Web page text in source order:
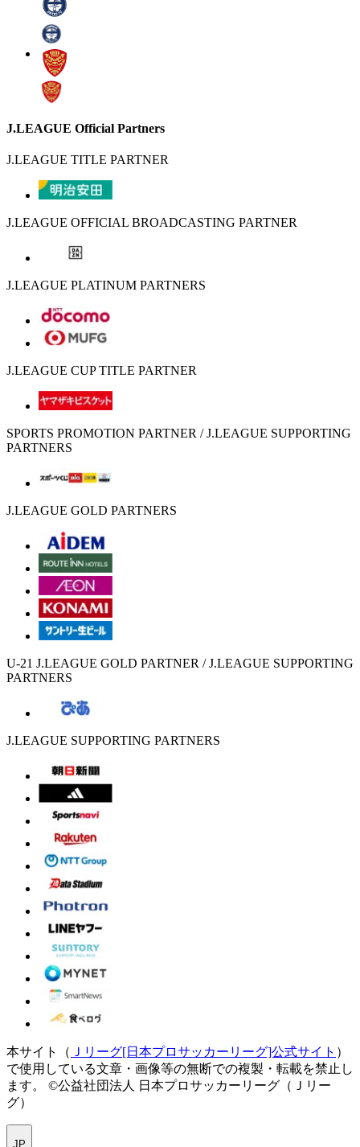
J.LEAGUE Official Partners
J.LEAGUE TITLE PARTNER
J.LEAGUE OFFICIAL BROADCASTING PARTNER
J.LEAGUE PLATINUM PARTNERS
J.LEAGUE CUP TITLE PARTNER
SPORTS PROMOTION PARTNER / J.LEAGUE SUPPORTING
PARTNERS
J.LEAGUE GOLD PARTNERS
U-21 J.LEAGUE GOLD PARTNER / J.LEAGUE SUPPORTING
PARTNERS
J.LEAGUE SUPPORTING PARTNERS
本サイト（ Ｊリーグ[日本プロサッカーリーグ]公式サイト ）
で使用している文章・画像等の無断での複製・転載を禁止し
ます。
©公益社団法人 日本プロサッカーリーグ（Ｊリー
グ）
JP